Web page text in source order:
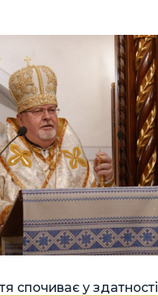
спочиває у здатності